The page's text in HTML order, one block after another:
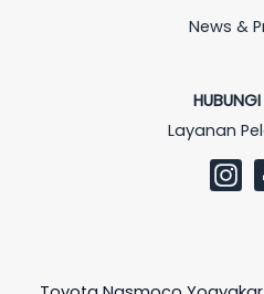
News &
Layanan